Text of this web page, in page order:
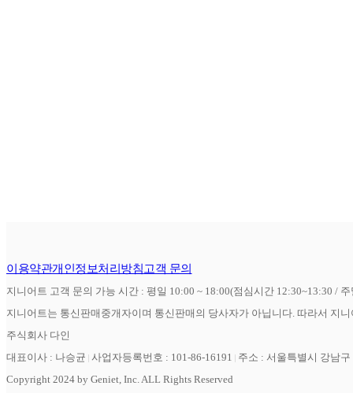
이용약관개인정보처리방침고객 문의
지니어트 고객 문의 가능 시간 : 평일 10:00 ~ 18:00(점심시간 12:30~13:30 /
지니어트는 통신판매중개자이며 통신판매의 당사자가 아닙니다. 따라서 지
주식회사 다인
대표이사 : 나승균 사업자등록번호 : 101-86-16191
주소 : 서울특별시 강남
Copyright 2024 by Geniet, Inc. ALL Rights Reserved